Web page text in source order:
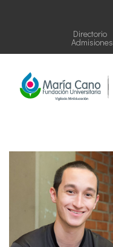
Directorio
Admisiones